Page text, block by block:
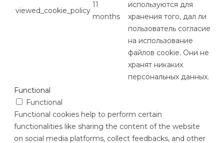
viewed_cookie_policy
11
months
используются для
хранения того, дал ли
пользователь согласие
на использование
файлов cookie. Они не
хранят никаких
персональных данных.
Functional
Functional
Functional cookies help to perform certain
functionalities like sharing the content of the website
on social media platforms, collect feedbacks, and other